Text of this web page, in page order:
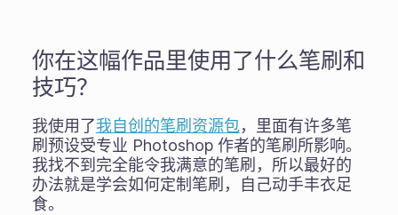
你在这幅作品里使用了什么笔刷和
技巧？
我使用了我自创的笔刷资源包，里面有许多笔
刷预设受专业 Photoshop 作者的笔刷所影响。
我找不到完全能令我满意的笔刷，所以最好的
办法就是学会如何定制笔刷，自己动手丰衣足
食。